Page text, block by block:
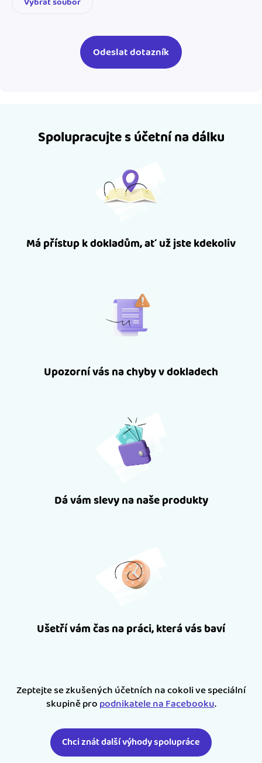
Spolupracujte s účetní na dálku
Má přístup k dokladům, ať už jste kdekoliv
Upozorní vás na chyby v dokladech
Dá vám slevy na naše produkty
Ušetří vám čas na práci, která vás baví
Zeptejte se zkušených účetních na cokoli ve speciální
skupině propodnikatele na Facebooku.
Chci znát další výhody spolupráce